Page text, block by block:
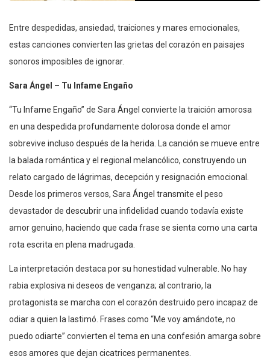
Entre despedidas, ansiedad, traiciones y mares emocionales,
estas canciones convierten las grietas del corazón en paisajes
sonoros imposibles de ignorar.
Sara Ángel – Tu Infame Engaño
“Tu Infame Engaño” de Sara Ángel convierte la traición amorosa
en una despedida profundamente dolorosa donde el amor
sobrevive incluso después de la herida. La canción se mueve entre
la balada romántica y el regional melancólico, construyendo un
relato cargado de lágrimas, decepción y resignación emocional.
Desde los primeros versos, Sara Ángel transmite el peso
devastador de descubrir una infidelidad cuando todavía existe
amor genuino, haciendo que cada frase se sienta como una carta
rota escrita en plena madrugada.
La interpretación destaca por su honestidad vulnerable. No hay
rabia explosiva ni deseos de venganza; al contrario, la
protagonista se marcha con el corazón destruido pero incapaz de
odiar a quien la lastimó. Frases como “Me voy amándote, no
puedo odiarte” convierten el tema en una confesión amarga sobre
esos amores que dejan cicatrices permanentes.